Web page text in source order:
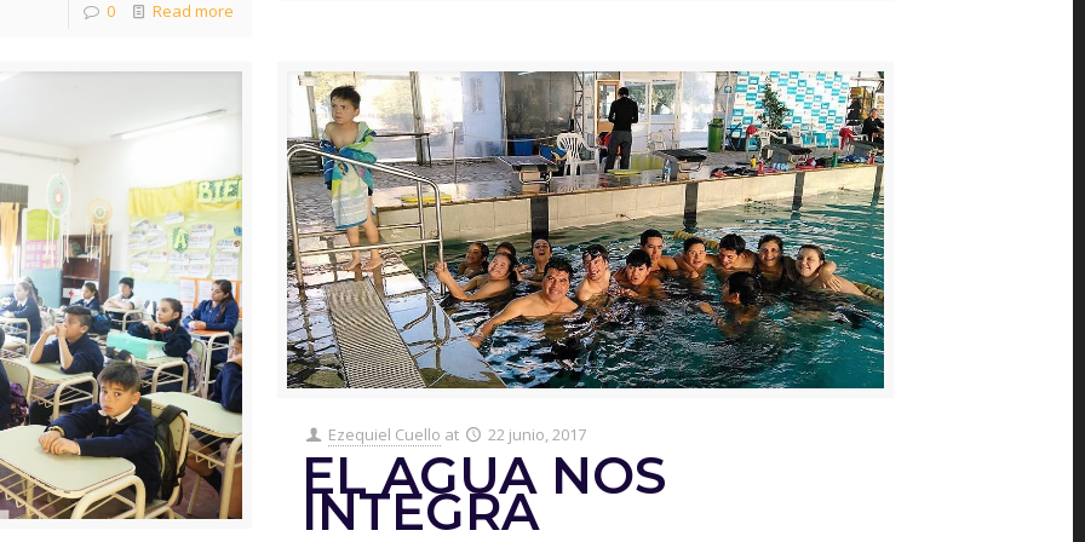
0 Read more
Ezequiel Cuello at 22 junio, 2017
EL AGUA NOS
INTEGRA